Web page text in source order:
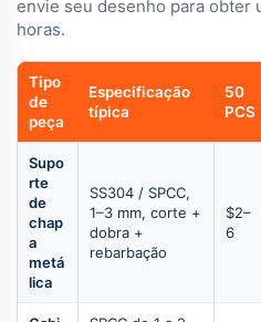
envie seu desenho para obter
horas.
Tipo
de
peça
Especificação
típica
50
PCS
Supo
rte
de
chap
a
metá
lica
SS304 / SPCC,
1–3 mm, corte +
dobra +
rebarbação
$2–
6